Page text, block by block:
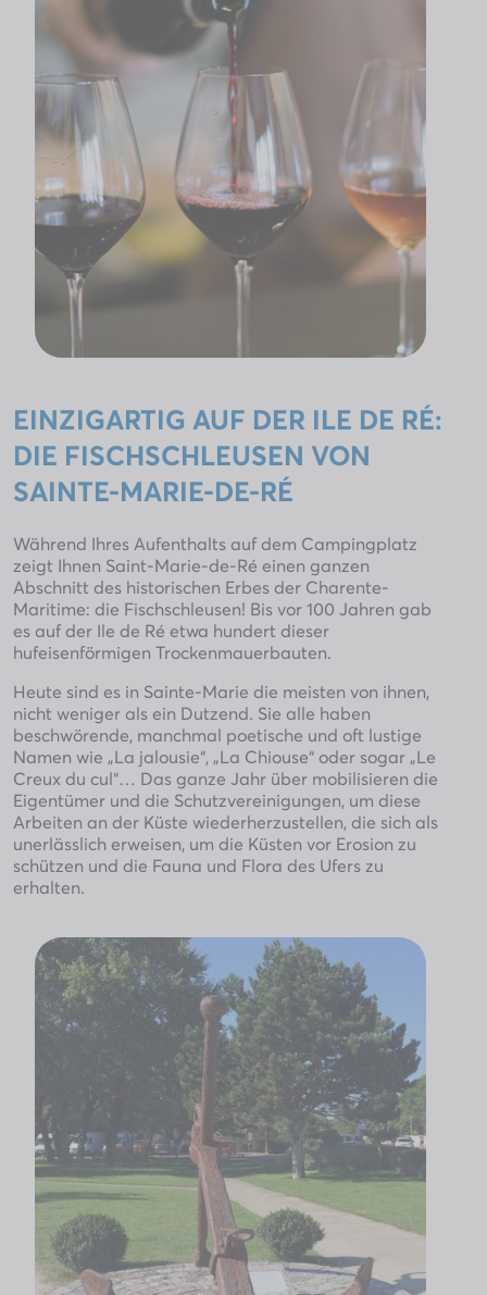
EINZIGARTIG AUF DER ILE DE RÉ:
DIE FISCHSCHLEUSEN VON
SAINTE-MARIE-DE-RÉ
Während Ihres Aufenthalts auf dem Campingplatz
zeigt Ihnen Saint-Marie-de-Ré einen ganzen
Abschnitt des historischen Erbes der Charente-
Maritime: die Fischschleusen! Bis vor 100 Jahren gab
es auf der Ile de Ré etwa hundert dieser
hufeisenförmigen Trockenmauerbauten.
Heute sind es in Sainte-Marie die meisten von ihnen,
nicht weniger als ein Dutzend. Sie alle haben
beschwörende, manchmal poetische und oft lustige
Namen wie „La jalousie“, „La Chiouse“ oder sogar „Le
Creux du cul“… Das ganze Jahr über mobilisieren die
Eigentümer und die Schutzvereinigungen, um diese
Arbeiten an der Küste wiederherzustellen, die sich als
unerlässlich erweisen, um die Küsten vor Erosion zu
schützen und die Fauna und Flora des Ufers zu
erhalten.